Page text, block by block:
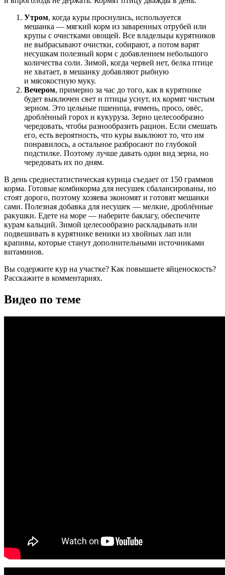
Утром, когда куры проснулись, используется
мешанка — мягкий корм из заваренных отрубей или
крупы с очистками овощей. Все владельцы курятников
не выбрасывают очистки, собирают, а потом варят
несушкам полезный корм с добавлением небольшого
количества соли. Зимой, когда червей нет, белка птице
не хватает, в мешанку добавляют рыбную
и мясокостную муку.
Вечером, примерно за час до того, как в курятнике
будет выключен свет и птицы уснут, их кормят чистым
зерном. Это цельные пшеница, ячмень, просо, овёс,
дроблённый горох и кукуруза. Зерно целесообразно
чередовать, чтобы разнообразить рацион. Если смешать
его, есть вероятность, что куры выклюют то, что им
понравилось, а остальное разбросают по глубокой
подстилке. Поэтому лучше давать один вид зерна, но
чередовать их по дням.
В день среднестатистическая курица съедает от 150 граммов
корма. Готовые комбикорма для несушек сбалансированы, но
стоят дорого, поэтому хозяева экономят и готовят мешанки
сами. Полезная добавка для несушек — мелкие, дроблённые
ракушки. Едете на море — наберите баклагу, обеспечите
курам кальций. Зимой целесообразно раскладывать или
подвешивать в курятнике веники из хвойных лап или
крапивы, которые станут дополнительными источниками
витаминов.
Вы содержите кур на участке? Как повышаете яйценоскость?
Расскажите в комментариях.
Видео по теме